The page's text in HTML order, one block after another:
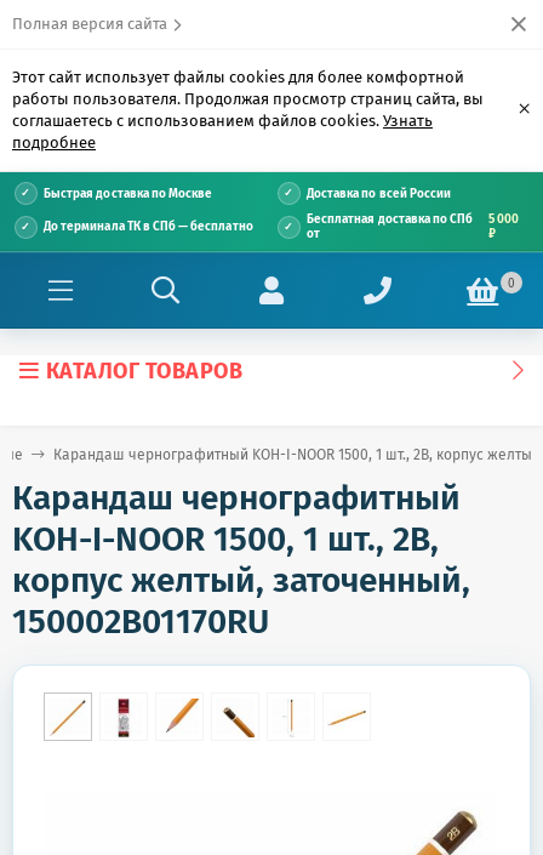
Полная версия сайта
Этот сайт использует файлы cookies для более комфортной
работы пользователя. Продолжая просмотр страниц сайта, вы
соглашаетесь с использованием файлов cookies. Узнать
подробнее
×
Быстрая доставка по Москве Доставка по всей России
До терминала ТК в СПб — бесплатно
Бесплатная доставка по СПб
от
5 000
₽
0
КАТАЛОГ ТОВАРОВ
Карандаш чернографитный KOH-I-NOOR 1500, 1 шт., 2B, корпус
Карандаш чернографитный
KOH-I-NOOR 1500, 1 шт., 2B,
корпус желтый, заточенный,
150002B01170RU